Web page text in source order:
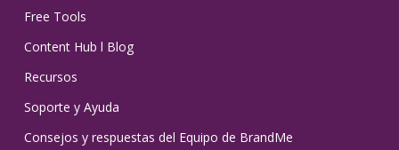
Free Tools
Content Hub l Blog
Recursos
Soporte y Ayuda
Consejos y respuestas del Equipo de BrandMe